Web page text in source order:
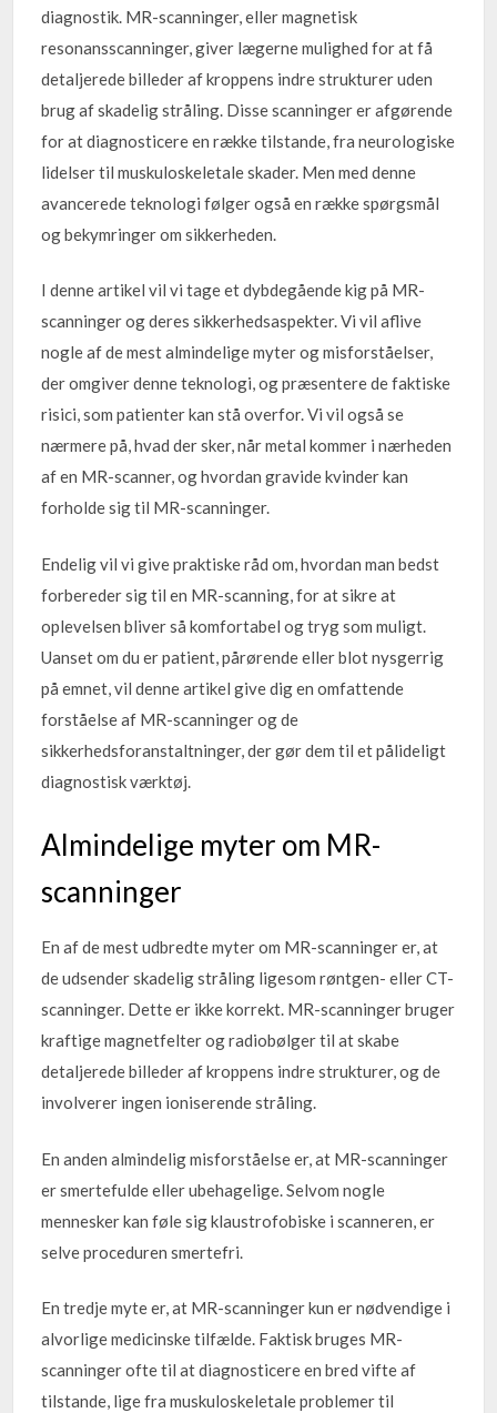
diagnostik. MR-scanninger, eller magnetisk
resonansscanninger, giver lægerne mulighed for at få
detaljerede billeder af kroppens indre strukturer uden
brug af skadelig stråling. Disse scanninger er afgørende
for at diagnosticere en række tilstande, fra neurologiske
lidelser til muskuloskeletale skader. Men med denne
avancerede teknologi følger også en række spørgsmål
og bekymringer om sikkerheden.
I denne artikel vil vi tage et dybdegående kig på MR-
scanninger og deres sikkerhedsaspekter. Vi vil aflive
nogle af de mest almindelige myter og misforståelser,
der omgiver denne teknologi, og præsentere de faktiske
risici, som patienter kan stå overfor. Vi vil også se
nærmere på, hvad der sker, når metal kommer i nærheden
af en MR-scanner, og hvordan gravide kvinder kan
forholde sig til MR-scanninger.
Endelig vil vi give praktiske råd om, hvordan man bedst
forbereder sig til en MR-scanning, for at sikre at
oplevelsen bliver så komfortabel og tryg som muligt.
Uanset om du er patient, pårørende eller blot nysgerrig
på emnet, vil denne artikel give dig en omfattende
forståelse af MR-scanninger og de
sikkerhedsforanstaltninger, der gør dem til et pålideligt
diagnostisk værktøj.
Almindelige myter om MR-
scanninger
En af de mest udbredte myter om MR-scanninger er, at
de udsender skadelig stråling ligesom røntgen- eller CT-
scanninger. Dette er ikke korrekt. MR-scanninger bruger
kraftige magnetfelter og radiobølger til at skabe
detaljerede billeder af kroppens indre strukturer, og de
involverer ingen ioniserende stråling.
En anden almindelig misforståelse er, at MR-scanninger
er smertefulde eller ubehagelige. Selvom nogle
mennesker kan føle sig klaustrofobiske i scanneren, er
selve proceduren smertefri.
En tredje myte er, at MR-scanninger kun er nødvendige i
alvorlige medicinske tilfælde. Faktisk bruges MR-
scanninger ofte til at diagnosticere en bred vifte af
tilstande, lige fra muskuloskeletale problemer til